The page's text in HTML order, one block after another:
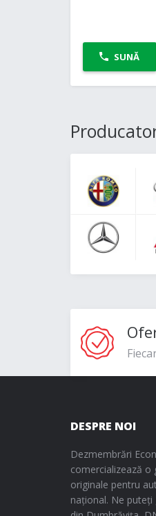
SUNĂ
DESPRE NOI
Dezmembrări
comercializează o
originale pentru
național. Ne puteți